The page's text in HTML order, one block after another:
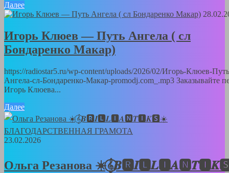
Далее
Игорь Клюев — Путь Ангела ( сл
Бондаренко Макар)
https://radiostar5.ru/wp-content/uploads/2026/02/Игорь-Клюев-
Ангела-сл-Бондаренко-Макар-promodj.com_.mp3 Заказывайте
Игорь Клюева...
Далее
23.02.2026
Ольга Резанова